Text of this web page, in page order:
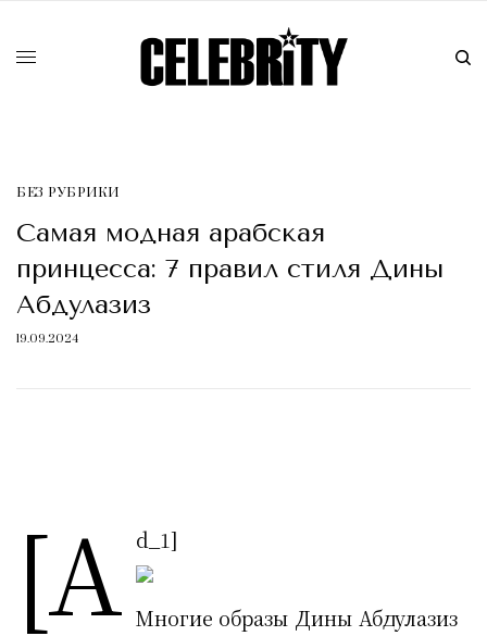
БЕЗ РУБРИКИ
Самая модная арабская
принцесса: 7 правил стиля Дины
Абдулазиз
19.09.2024
[a d_1]
Многие образы Дины Абдулазиз